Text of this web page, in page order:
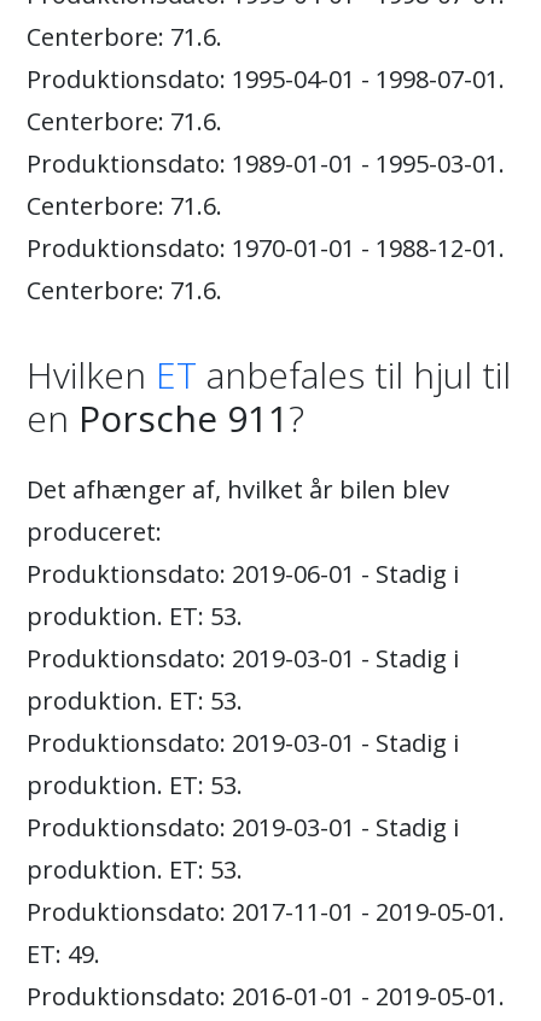
Centerbore: 71.6.
Produktionsdato: 1995-04-01 - 1998-07-01.
Centerbore: 71.6.
Produktionsdato: 1989-01-01 - 1995-03-01.
Centerbore: 71.6.
Produktionsdato: 1970-01-01 - 1988-12-01.
Centerbore: 71.6.
Hvilken ET anbefales til hjul til
en Porsche 911?
Det afhænger af, hvilket år bilen blev
produceret:
Produktionsdato: 2019-06-01 - Stadig i
produktion. ET: 53.
Produktionsdato: 2019-03-01 - Stadig i
produktion. ET: 53.
Produktionsdato: 2019-03-01 - Stadig i
produktion. ET: 53.
Produktionsdato: 2019-03-01 - Stadig i
produktion. ET: 53.
Produktionsdato: 2017-11-01 - 2019-05-01.
ET: 49.
Produktionsdato: 2016-01-01 - 2019-05-01.